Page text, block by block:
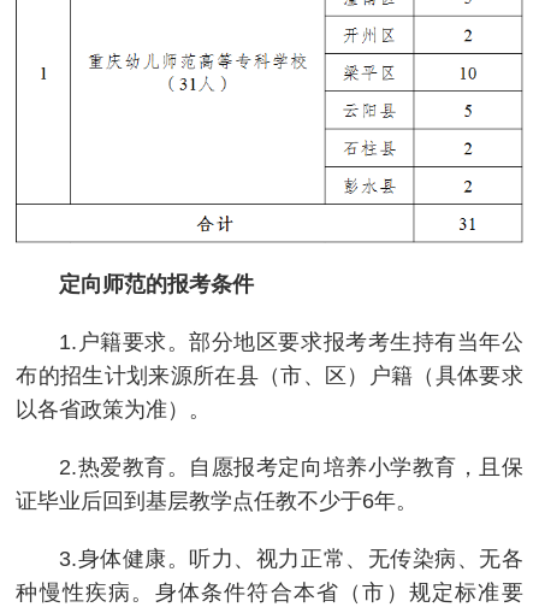
定向师范的报考条件
1.户籍要求。部分地区要求报考考生持有当年公
布的招生计划来源所在县（市、区）户籍（具体要求
以各省政策为准）。
2.热爱教育。自愿报考定向培养小学教育，且保
证毕业后回到基层教学点任教不少于6年。
3.身体健康。听力、视力正常、无传染病、无各
种慢性疾病。身体条件符合本省（市）规定标准要